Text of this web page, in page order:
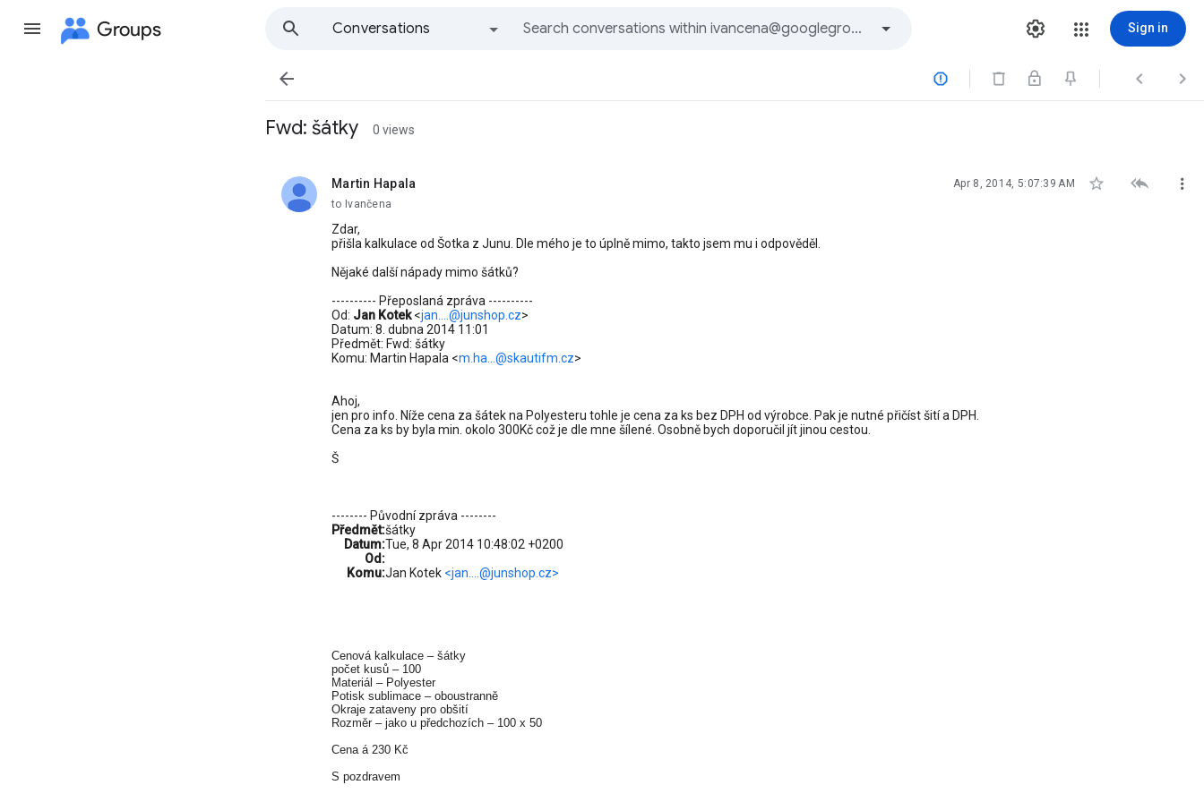
Groups
Conversations
Sign in
   
Fwd: šátky 0 views
Martin Hapala
unread, Apr 8, 2014, 5:07:39 AM   
to Ivančena
Zdar,
přišla kalkulace od Šotka z Junu. Dle mého je to úplně mimo, takto jsem mu i odpověděl.
Nějaké další nápady mimo šátků?
---------- Přeposlaná zpráva ----------
Od: Jan Kotek <jan....@junshop.cz>
Datum: 8. dubna 2014 11:01
Předmět: Fwd: šátky
Komu: Martin Hapala <m.ha...@skautifm.cz>
Ahoj,
jen pro info. Níže cena za šátek na Polyesteru tohle je cena za ks bez DPH od výrobce. Pak je nutné přičíst šití a DPH.
Cena za ks by byla min. okolo 300Kč což je dle mne šílené. Osobně bych doporučil jít jinou cestou.
Š
-------- Původní zpráva --------
Předmět:šátky
Datum:Tue, 8 Apr 2014 10:48:02 +0200
Od:
Komu:Jan Kotek <jan....@junshop.cz>
Cenová kalkulace – šátky
počet kusů – 100
Materiál – Polyester
Potisk sublimace – oboustranně
Okraje zataveny pro obšití
Rozměr – jako u předchozích – 100 x 50
Cena á 230 Kč
S pozdravem